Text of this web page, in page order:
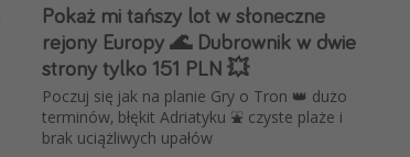
Pokaż mi tańszy lot w słoneczne
rejony Europy 🌊 Dubrownik w dwie
strony tylko 151 PLN 💥
Poczuj się jak na planie Gry o Tron 👑 dużo
terminów, błękit Adriatyku ⛲ czyste plaże i
brak uciążliwych upałów